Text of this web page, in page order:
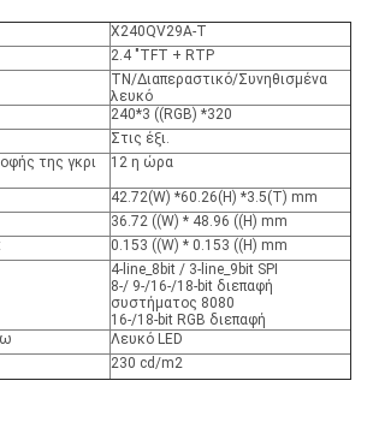
Χ240QV29A-T
2.4 "TFT + RTP
TN/Διαπεραστικό/Συνηθισμένα
λευκό
240*3 ((RGB) *320
Στις έξι.
της γκρι
12 η ώρα
42.72(W) *60.26(H) *3.5(T) mm
36.72 ((W) * 48.96 ((H) mm
0.153 ((W) * 0.153 ((H) mm
4-line_8bit / 3-line_9bit SPI
8-/ 9-/16-/18-bit διεπαφή
συστήματος 8080
16-/18-bit RGB διεπαφή
Λευκό LED
230 cd/m2